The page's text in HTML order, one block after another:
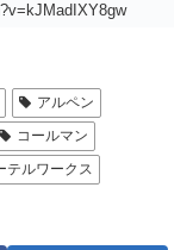
アルペン
コールマン
テルワークス